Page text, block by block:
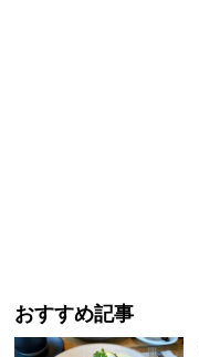
おすすめ記事